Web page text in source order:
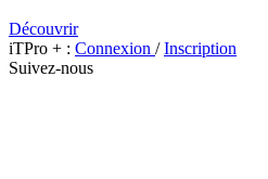
Découvrir
iTPro + : Connexion /Inscription
Suivez-nous